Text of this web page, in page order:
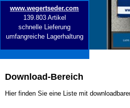
www.wegertseder.com
139.803 Artikel
schnelle Lieferung
umfangreiche Lagerhaltung
Download-Bereich
Hier finden Sie eine Liste mit